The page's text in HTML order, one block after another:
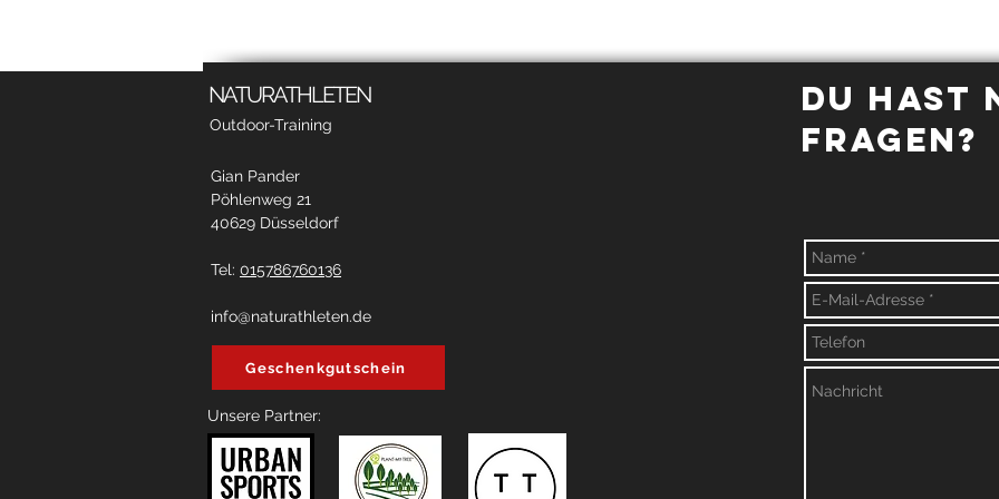
NATURATHLETEN
Outdoor-Training
Gian Pander
Pöhlenweg 21
40629 Düsseldorf
Tel: 015786760136
info@naturathleten.de
Geschenkgutschein
Unsere Partner:
Du hast
Fragen?